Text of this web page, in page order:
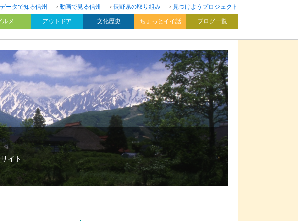
データで知る信州 動画で見る信州 長野県の取り組み
見つけようプロジェクト
ルメ アウトドア 文化歴史 ちょっとイイ話 ブログ一覧
イト